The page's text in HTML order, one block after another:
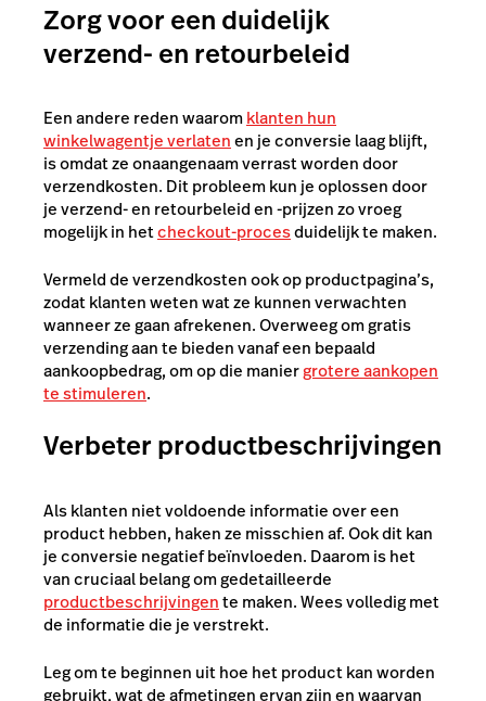
Zorg voor een duidelijk
verzend- en retourbeleid
Een andere redenwaaromklanten hun
winkelwagentje verlatenen je conversie laag blijft,
isomdat ze onaangenaam verrast worden door
verzendkosten. Dit probleem kun je oplossen door
je verzend- en retourbeleid en -prijzen zo vroeg
mogelijk in hetcheckout-procesduidelijk te maken.
Vermeld de verzendkosten ook op productpagina’s,
zodat klanten weten wat ze kunnen verwachten
wanneer ze gaan afrekenen. Overweeg om gratis
verzending aan te bieden vanaf een bepaald
aankoopbedrag, om op die maniergrotere aankopen
te stimuleren.
Verbeter productbeschrijvingen
Als klanten niet voldoende informatie over een
product hebben, haken ze misschien af. Ook dit kan
je conversie negatief beïnvloeden. Daarom is het
van cruciaal belang om gedetailleerde
productbeschrijvingente maken. Wees volledig met
de informatie die je verstrekt.
Leg om te beginnen uit hoe het product kan worden
gebruikt, wat de afmetingen ervan zijn en waarvan